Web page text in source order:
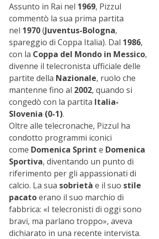
Assunto in Rai nel 1969, Pizzul
commentò la sua prima partita
nel 1970 (Juventus-Bologna,
spareggio di Coppa Italia). Dal 1986,
con la Coppa del Mondo in Messico,
divenne il telecronista ufficiale delle
partite della Nazionale, ruolo che
mantenne fino al 2002, quando si
congedò con la partita Italia-
Slovenia (0-1).
Oltre alle telecronache, Pizzul ha
condotto programmi iconici
come Domenica Sprint e Domenica
Sportiva, diventando un punto di
riferimento per gli appassionati di
calcio. La sua sobrietà e il suo stile
pacato erano il suo marchio di
fabbrica: «I telecronisti di oggi sono
bravi, ma parlano troppo», aveva
dichiarato in una recente intervista.